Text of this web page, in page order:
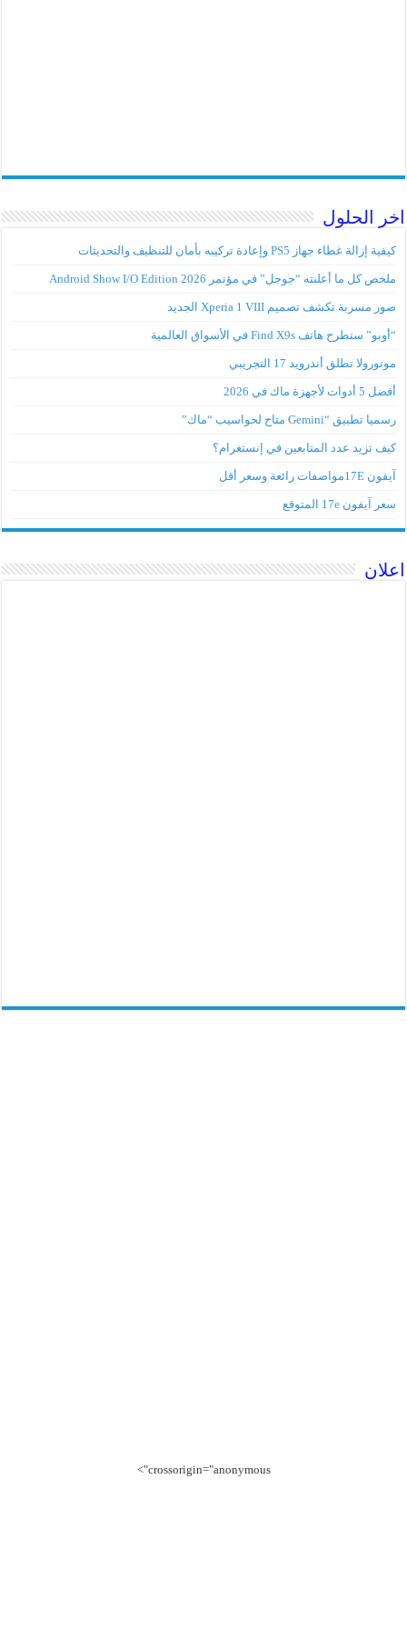
اخر الحلول
كيفية إزالة غطاء جهاز PS5 وإعادة تركيبه بأمان للتنظيف والتحديثات
ملخص كل ما أعلنته “جوجل” في مؤتمر Android Show I/O Edition 2026
صور مسربة تكشف تصميم Xperia 1 VIII الجديد
“أوبو” ستطرح هاتف Find X9s في الأسواق العالمية
موتورولا تطلق أندرويد 17 التجريبي
أفضل 5 أدوات لأجهزة ماك في 2026
رسميا تطبيق “Gemini متاح لحواسيب “ماك”
كيف تزيد عدد المتابعين في إنستغرام؟
آيفون 17Eمواصفات رائعة وسعر أقل
سعر آيفون 17e المتوقع
اعلان
crossorigin="anonymous">